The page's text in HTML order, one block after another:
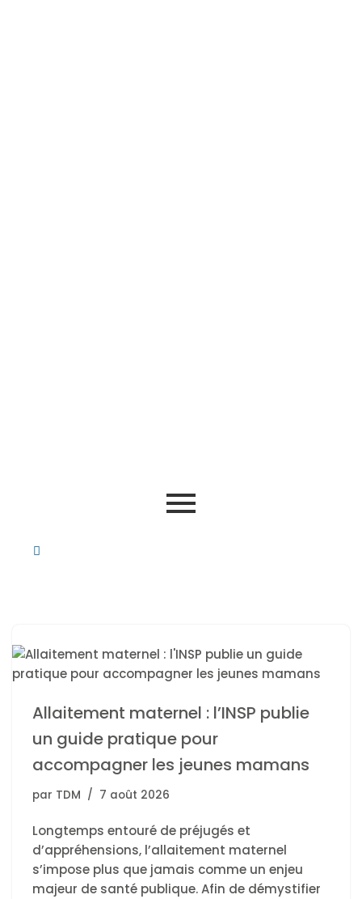
Allaitement maternel : l’INSP publie
un guide pratique pour
accompagner les jeunes mamans
par TDM 7 août 2026
Longtemps entouré de préjugés et
d’appréhensions, l’allaitement maternel
s’impose plus que jamais comme un enjeu
majeur de santé publique. Afin de démystifier